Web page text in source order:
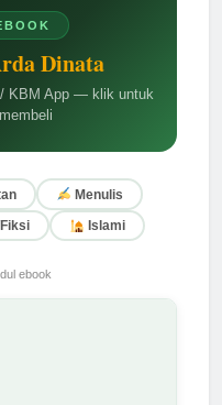
Dinata
KBM App — klik untuk
Menulis
Islami
ebook